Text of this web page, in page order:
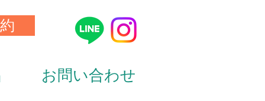
お問い合わせ